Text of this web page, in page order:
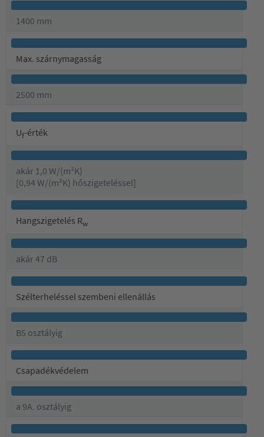
1400 mm
Max. szárnymagasság
2500 mm
Uf-érték
akár 1,0 W/(m²K)
[0,94 W/(m²K) hőszigeteléssel]
Hangszigetelés Rw
akár 47 dB
Szélterheléssel szembeni ellenállás
B5 osztályig
Csapadékvédelem
a 9A. osztályig